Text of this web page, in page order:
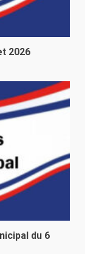
2026
du 6